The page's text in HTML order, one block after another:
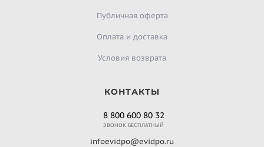
Публичная оферта
Оплата и доставка
Условия возврата
КОНТАКТЫ
8 800 600 80 32
ЗВОНОК БЕСПЛАТНЫЙ
infoevidpo@evidpo.ru